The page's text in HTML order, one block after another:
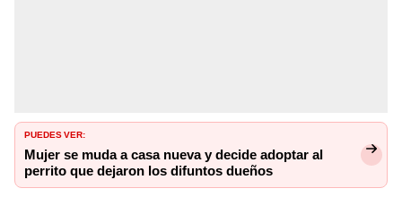
PUEDES VER:
Mujer se muda a casa nueva y decide adoptar al
perrito que dejaron los difuntos dueños